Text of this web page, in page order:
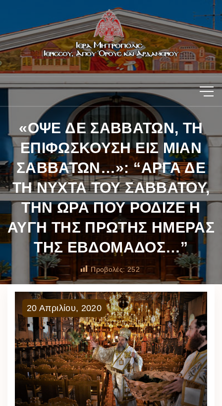
«ΟΨΕ ΔΕ ΣΑΒΒΑΤΩΝ, ΤΗ
ΕΠΙΦΩΣΚΟΥΣΗ ΕΙΣ ΜΙΑΝ
ΣΑΒΒΑΤΩΝ…»: “ΑΡΓΑ ΔΕ
ΤΗ ΝΥΧΤΑ ΤΟΥ ΣΑΒΒΑΤΟΥ,
ΤΗΝ ΩΡΑ ΠΟΥ ΡΟΔΙΖΕ Η
ΑΥΓΗ ΤΗΣ ΠΡΩΤΗΣ ΗΜΕΡΑΣ
ΤΗΣ ΕΒΔΟΜΑΔΟΣ…”
Προβολές: 252
20 Απριλίου, 2020